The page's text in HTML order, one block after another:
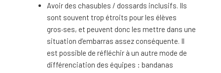
Avoir des chasubles / dossards inclusifs. Ils
sont souvent trop étroits pour les élèves
gros·ses, et peuvent donc les mettre dans une
situation d’embarras assez conséquente. Il
est possible de réfléchir à un autre mode de
différenciation des équipes : bandanas